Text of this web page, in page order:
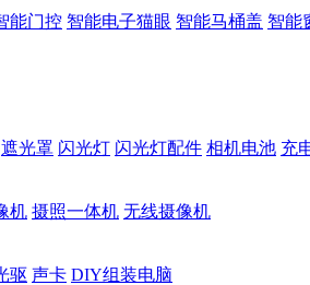
能门控 智能电子猫眼 智能马桶盖 智能
遮光罩 闪光灯 闪光灯配件 相机电池 充
机 摄照一体机 无线摄像机
驱 声卡 DIY组装电脑